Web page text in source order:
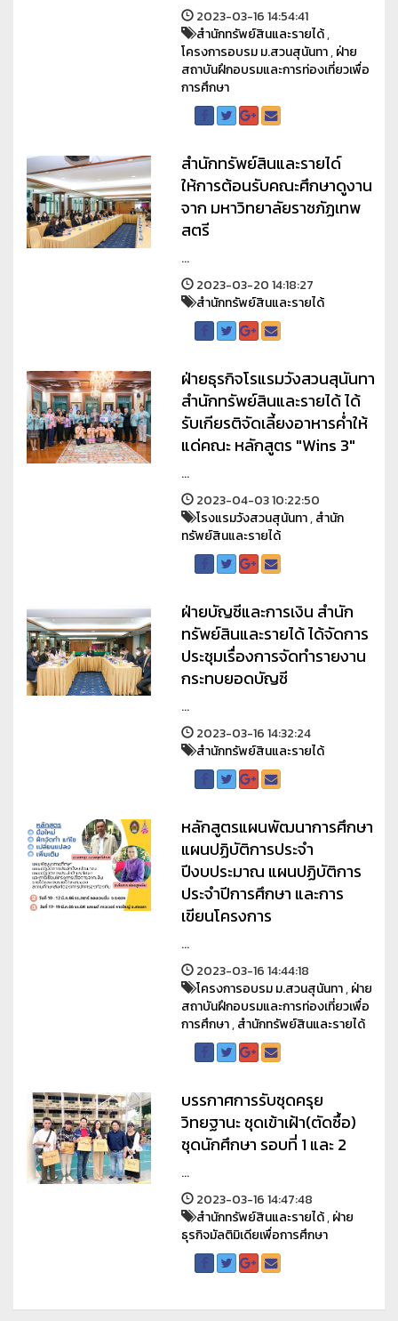
2023-03-16 14:54:41
สำนักทรัพย์สินและรายได้,
โครงการอบรม ม.สวนสุนันทา,ฝ่าย
สถาบันฝึกอบรมและการท่องเที่ยวเพื่อ
การศึกษา
สำนักทรัพย์สินและรายได์
ให้การต้อนรับคณะศึกษาดูงาน
จาก มหาวิทยาลัยราชภัฏเทพ
สตรี
...
2023-03-20 14:18:27
สำนักทรัพย์สินและรายได้
ฝ่ายธุรกิจโรแรมวังสวนสุนันทา
สำนักทรัพย์สินและรายได้ ได้
รับเกียรติจัดเลี้ยงอาหารค่ำให้
แด่คณะ หลักสูตร "Wins 3"
...
2023-04-03 10:22:50
โรงแรมวังสวนสุนันทา,สำนัก
ทรัพย์สินและรายได้
ฝ่ายบัญชีและการเงิน สำนัก
ทรัพย์สินและรายได้ ได้จัดการ
ประชุมเรื่องการจัดทำรายงาน
กระทบยอดบัญชี
...
2023-03-16 14:32:24
สำนักทรัพย์สินและรายได้
หลักสูตรแผนพัฒนาการศึกษา
แผนปฏิบัติการประจำ
ปีงบประมาณ แผนปฏิบัติการ
ประจำปีการศึกษา และการ
เขียนโครงการ
...
2023-03-16 14:44:18
โครงการอบรม ม.สวนสุนันทา,ฝ่าย
สถาบันฝึกอบรมและการท่องเที่ยวเพื่อ
การศึกษา,สำนักทรัพย์สินและรายได้
บรรกาศการรับชุดครุย
วิทยฐานะ ชุดเข้าเฝ้า(ตัดซื้อ)
ชุดนักศึกษา รอบที่ 1 และ 2
...
2023-03-16 14:47:48
สำนักทรัพย์สินและรายได้,ฝ่าย
ธุรกิจมัลติมิเดียเพื่อการศึกษา